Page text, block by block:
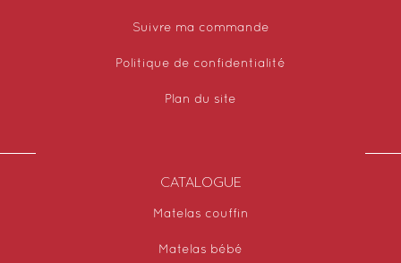
Suivre ma commande
Politique de confidentialité
Plan du site
CATALOGUE
Matelas couffin
Matelas bébé